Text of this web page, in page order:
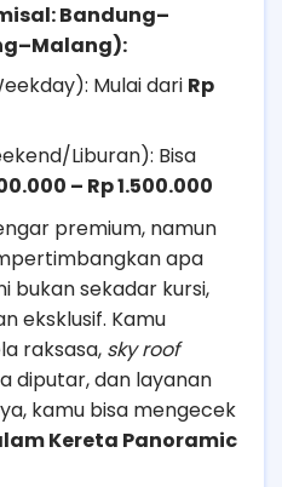
Bandung–
Mulai dari Rp
Liburan): Bisa
– Rp 1.500.000
premium, namun
apa
bukan sekadar kursi,
eksklusif. Kamu
raksasa, sky roof
diputar, dan layanan
kamu bisa mengecek
Kereta Panoramic